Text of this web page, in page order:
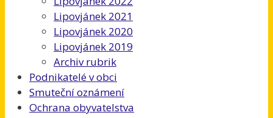
Lipovjánek 2021
Lipovjánek 2020
Lipovjánek 2019
Archiv rubrik
Podnikatelé v obci
Smuteční oznámení
Ochrana obyvatelstva